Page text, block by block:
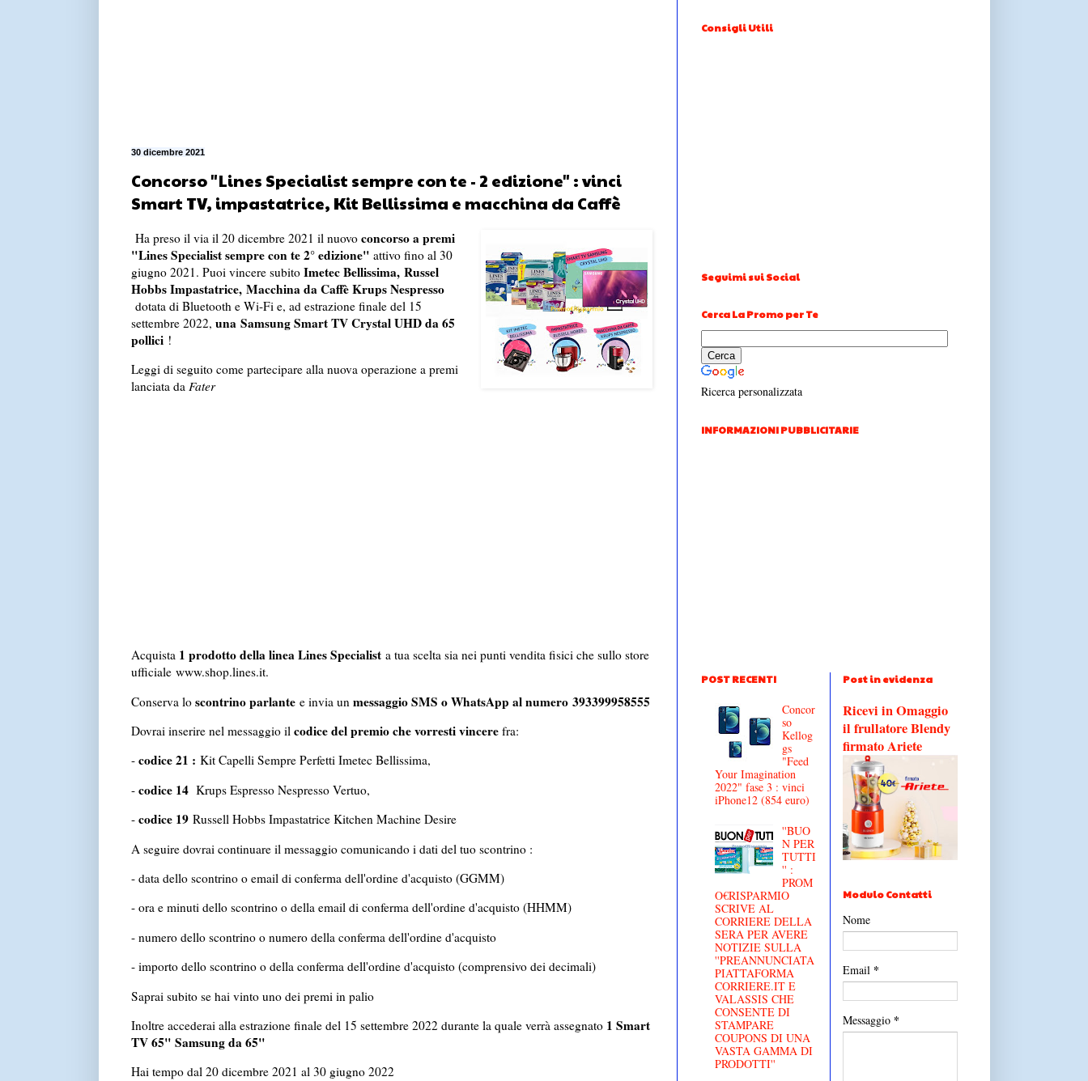
30 dicembre 2021
Concorso "Lines Specialist sempre con te - 2 edizione" : vinci
Smart TV, impastatrice, Kit Bellissima e macchina da Caffè
Ha preso il via il 20 dicembre 2021 il nuovo concorso a premi
"Lines Specialist sempre con te 2° edizione" attivo fino al 30
giugno 2021. Puoi vincere subito Imetec Bellissima, Russel
Hobbs Impastatrice, Macchina da Caffè Krups Nespresso
dotata di Bluetooth e Wi-Fi e, ad estrazione finale del 15
settembre 2022, una Samsung Smart TV Crystal UHD da 65
pollici!
Leggi di seguito come partecipare alla nuova operazione a premi
lanciata da Fater
Acquista 1 prodotto della linea Lines Specialista tua scelta sia nei punti vendita fisici che sullo store
ufficiale www.shop.lines.it.
Conserva lo scontrino parlantee invia un messaggio SMS o WhatsApp al numero 393399958555
Dovrai inserire nel messaggio il codice del premio che vorresti vincere fra:
- codice 21 : Kit Capelli Sempre Perfetti Imetec Bellissima,
- codice 14 Krups Espresso Nespresso Vertuo,
- codice 19 Russell Hobbs Impastatrice Kitchen Machine Desire
A seguire dovrai continuare il messaggio comunicando i dati del tuo scontrino :
- data dello scontrino o email di conferma dell'ordine d'acquisto (GGMM)
- ora e minuti dello scontrino o della email di conferma dell'ordine d'acquisto (HHMM)
- numero dello scontrino o numero della conferma dell'ordine d'acquisto
- importo dello scontrino o della conferma dell'ordine d'acquisto (comprensivo dei decimali)
Saprai subito se hai vinto uno dei premi in palio
Inoltre accederai alla estrazione finale del 15 settembre 2022 durante la quale verrà assegnato 1 Smart
TV 65" Samsung da 65"
Hai tempo dal 20 dicembre 2021 al 30 giugno 2022
Consigli Utili
Seguimi sui Social
Cerca La Promo per Te
Ricerca personalizzata
INFORMAZIONI PUBBLICITARIE
POST RECENTI
Concor
so
Kellog
gs
"Feed
Your Imagination
2022" fase 3 : vinci
iPhone12 (854 euro)
''BUO
N PER
TUTTI
'' :
PROM
O€RISPARMIO
SCRIVE AL
CORRIERE DELLA
SERA PER AVERE
NOTIZIE SULLA
''PREANNUNCIATA
PIATTAFORMA
CORRIERE.IT E
VALASSIS CHE
CONSENTE DI
STAMPARE
COUPONS DI UNA
VASTA GAMMA DI
PRODOTTI''
Post in evidenza
Ricevi in Omaggio
il frullatore Blendy
firmato Ariete
Modulo Contatti
Nome
Email *
Messaggio *